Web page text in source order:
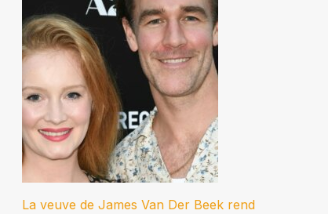
La veuve de James Van Der Beek rend